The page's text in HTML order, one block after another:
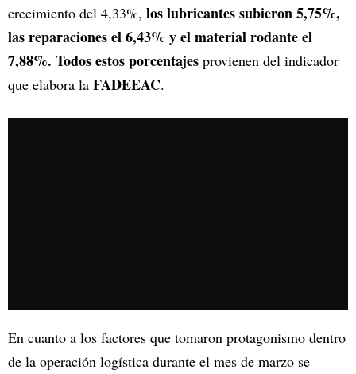
crecimiento del 4,33%, los lubricantes subieron 5,75%,
las reparaciones el 6,43% y el material rodante el
7,88%. Todos estos porcentajes provienen del indicador
que elabora la FADEEAC.
En cuanto a los factores que tomaron protagonismo dentro
de la operación logística durante el mes de marzo se